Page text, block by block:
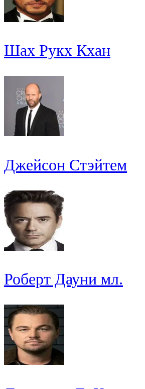
Шах Рукх Кхан
Джейсон Стэйтем
Роберт Дауни мл.